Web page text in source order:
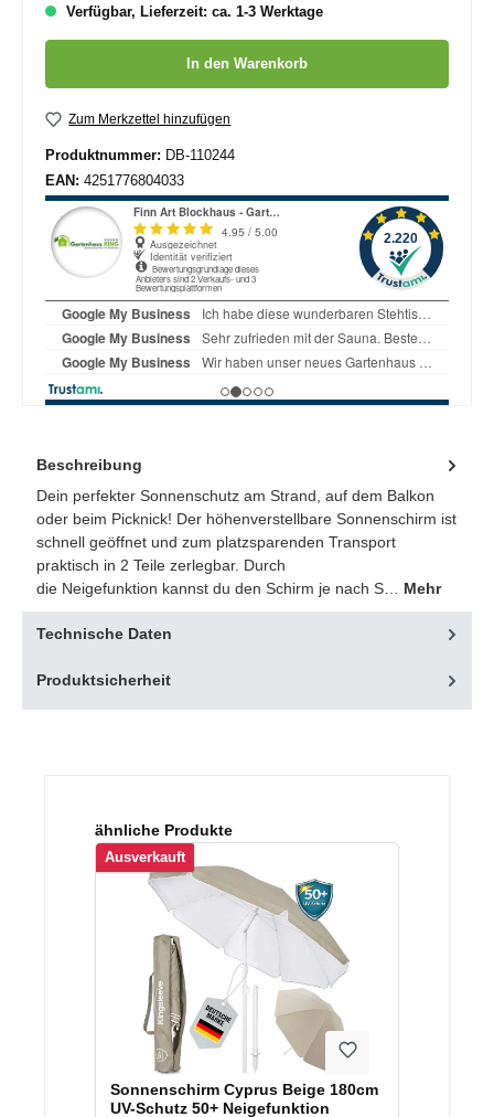
Verfügbar, Lieferzeit: ca. 1-3 Werktage
In den Warenkorb
Zum Merkzettel hinzufügen
Produktnummer: DB-110244
EAN: 4251776804033
Beschreibung
Dein perfekter Sonnenschutz am Strand, auf dem Balkon
oder beim Picknick! Der höhenverstellbare Sonnenschirm ist
schnell geöffnet und zum platzsparenden Transport
praktisch in 2 Teile zerlegbar. Durch
die Neigefunktion kannst du den Schirm je nach S… Mehr
Technische Daten
Produktsicherheit
Produktgalerie überspringen
ähnliche Produkte
Ausverkauft
Sonnenschirm Cyprus Beige 180cm
UV-Schutz 50+ Neigefunktion